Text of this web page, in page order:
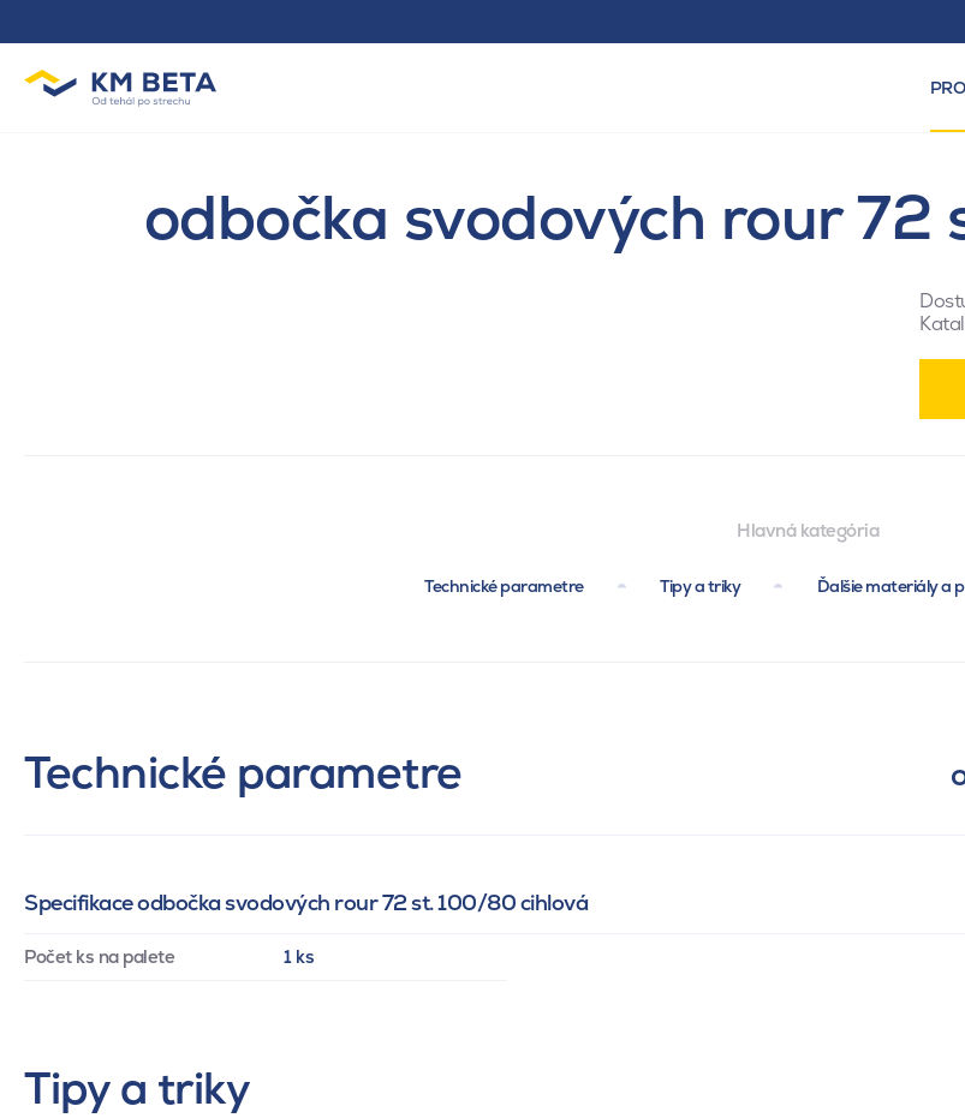
odbočka svodových rour
Hlavná kategória
Technické parametre Tipy a triky Ďalšie materiály a
Technické parametre
Specifikace odbočka svodových rour 72 st. 100/80 cihlová
Počet ks na palete 1 ks
Tipy a triky